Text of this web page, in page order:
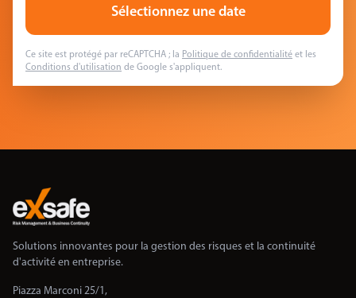
Sélectionnez une date
Ce site est protégé par reCAPTCHA ; la Politique de confidentialité et les
Conditions d'utilisation de Google s'appliquent.
Solutions innovantes pour la gestion des risques et la continuité
d'activité en entreprise.
Piazza Marconi 25/1,